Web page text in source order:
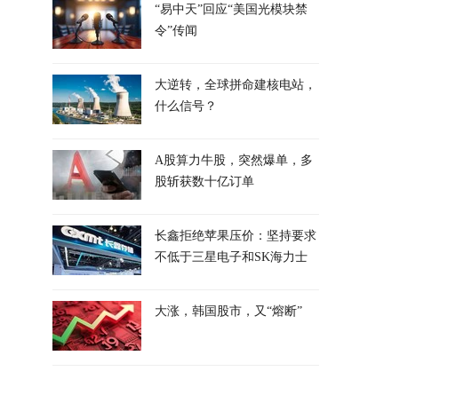
“易中天”回应“美国光模块禁
令”传闻
大逆转，全球拼命建核电站，
什么信号？
A股算力牛股，突然爆单，多
股斩获数十亿订单
长鑫拒绝苹果压价：坚持要求
不低于三星电子和SK海力士
大涨，韩国股市，又“熔断”